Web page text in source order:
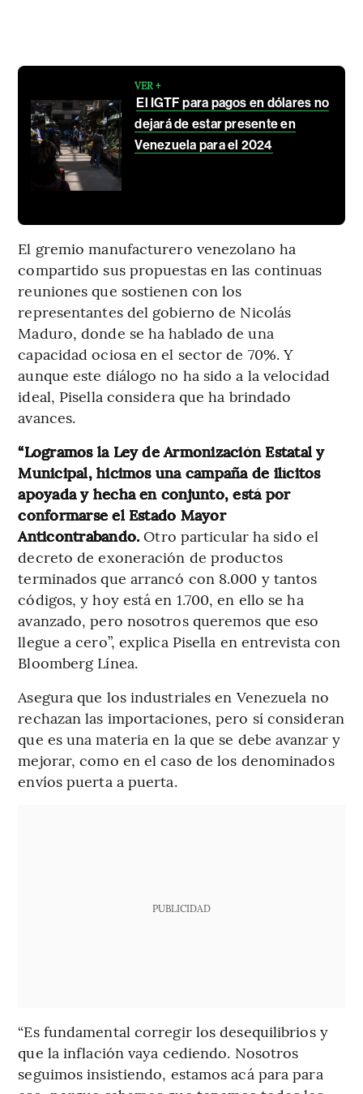
VER +
El IGTF para pagos en dólares no
dejará de estar presente en
Venezuela para el 2024
El gremio manufacturero venezolano ha
compartido sus propuestas en las continuas
reuniones que sostienen con los
representantes del gobierno de Nicolás
Maduro, donde se ha hablado de una
capacidad ociosa en el sector de 70%. Y
aunque este diálogo no ha sido a la velocidad
ideal, Pisella considera que ha brindado
avances.
“Logramos la Ley de Armonización Estatal y
Municipal, hicimos una campaña de ilícitos
apoyada y hecha en conjunto, está por
conformarse el Estado Mayor
Anticontrabando. Otro particular ha sido el
decreto de exoneración de productos
terminados que arrancó con 8.000 y tantos
códigos, y hoy está en 1.700, en ello se ha
avanzado, pero nosotros queremos que eso
llegue a cero”, explica Pisella en entrevista con
Bloomberg Línea.
Asegura que los industriales en Venezuela no
rechazan las importaciones, pero sí consideran
que es una materia en la que se debe avanzar y
mejorar, como en el caso de los denominados
envíos puerta a puerta.
PUBLICIDAD
“Es fundamental corregir los desequilibrios y
que la inflación vaya cediendo. Nosotros
seguimos insistiendo, estamos acá para para